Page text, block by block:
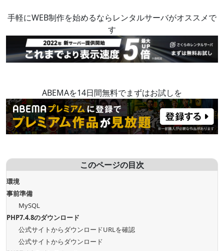
手軽にWEB制作を始めるならレンタルサーバがオススメで
す
ABEMAを14日間無料でまずはお試しを
このページの目次
環境
事前準備
MySQL
PHP7.4.8のダウンロード
公式サイトからダウンロードURLを確認
公式サイトからダウンロード